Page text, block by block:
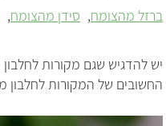
ברזל מהצומח
סידן מהצומח
יש להדגיש שגם מקורות
החשובים של המקורות לחלבון